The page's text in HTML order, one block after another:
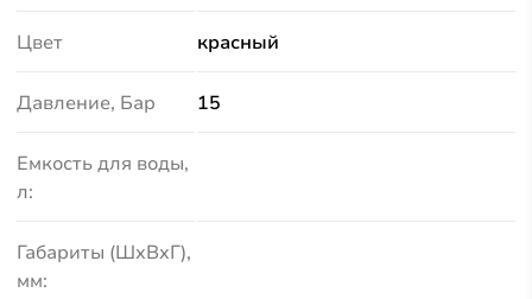
Цвет красный
Давление, Бар 15
Емкость для воды,
л:
Габариты (ШхВхГ),
мм: